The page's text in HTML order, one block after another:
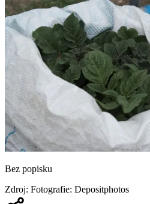
Bez popisku
Zdroj: Fotografie: Depositphotos